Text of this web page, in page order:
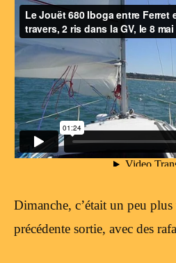
Dimanche, c’était un peu
précédente sortie, avec des